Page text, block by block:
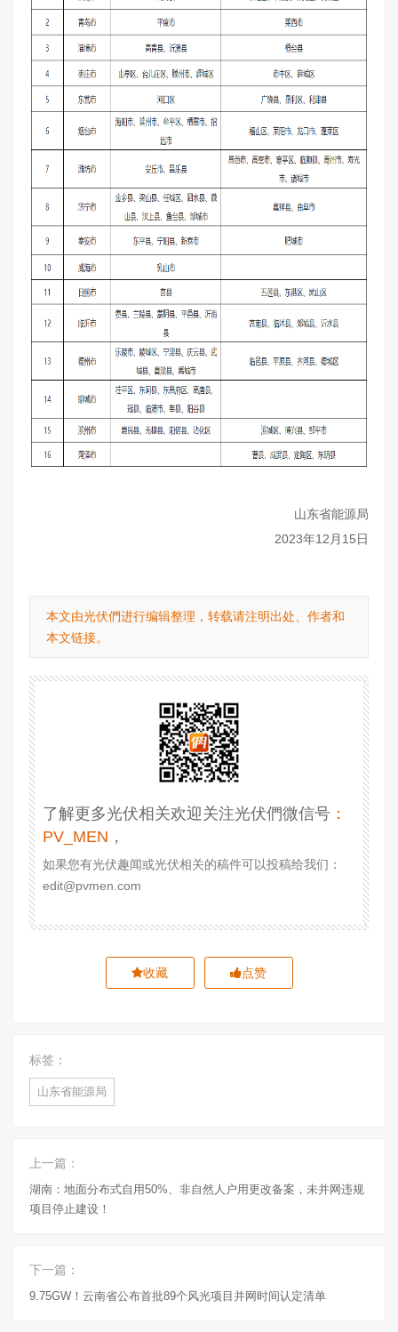
山东省能源局
2023年12月15日
本文由光伏們进行编辑整理，转载请注明出处、作者和
本文链接。
了解更多光伏相关欢迎关注光伏們微信号 ：
PV_MEN ，
如果您有光伏趣闻或光伏相关的稿件可以投稿给我们：
edit@pvmen.com
收藏 点赞
标签：
山东省能源局
上一篇：
湖南：地面分布式自用50%、非自然人户用更改备案，未并网违规
项目停止建设！
下一篇：
9.75GW！云南省公布首批89个风光项目并网时间认定清单